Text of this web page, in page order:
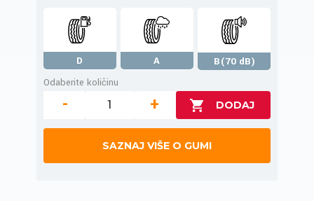
D A
B(70 dB)
Odaberite količinu
- +
SAZNAJ VIŠE O GUMI